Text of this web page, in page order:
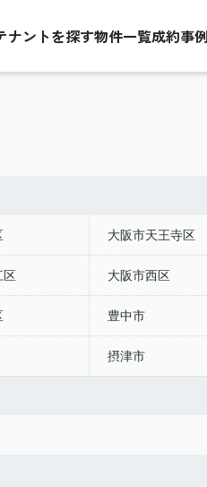
ナントを探す物件一覧成約事例
大阪市天王寺区
区 大阪市西区
豊中市
摂津市